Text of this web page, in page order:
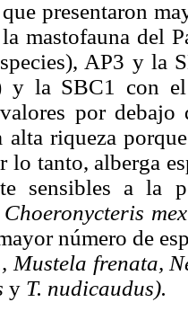
presentaron
mastofauna del
AP3 y la
y la SBC1 con
por
alta riqueza
lo tanto, alberga
sensibles a la
número de
Mustela frenata,
y T. nudicaudus).